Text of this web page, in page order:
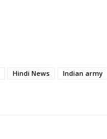
Hindi News Indian army